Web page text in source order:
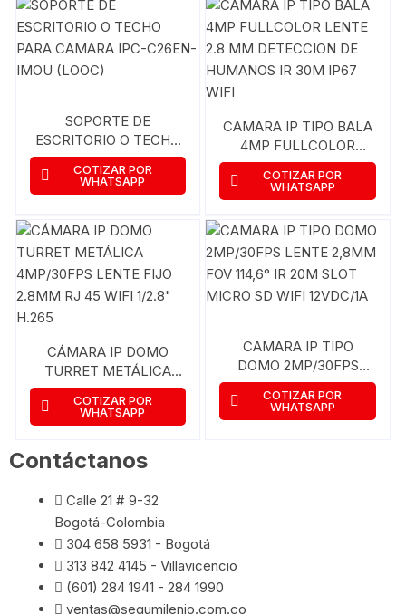
SOPORTE DE
ESCRITORIO O TECHO
PARA CAMARA IPC-
C26EN-IMOU (LOOC)
COTIZAR POR
WHATSAPP
CAMARA IP TIPO BALA
4MP FULLCOLOR
LENTE 2.8 MM
DETECCION DE
HUMANOS IR 30M IP67
WIFI
COTIZAR POR
WHATSAPP
CÁMARA IP DOMO
TURRET METÁLICA
4MP/30FPS LENTE FIJO
2.8MM RJ 45 WIFI 1/2.8″
H.265
COTIZAR POR
WHATSAPP
CAMARA IP TIPO
DOMO 2MP/30FPS
LENTE 2,8MM FOV
114,6° IR 20M SLOT
MICRO SD WIFI
COTIZAR POR
WHATSAPP
Contáctanos
Calle 21 # 9-32
Bogotá-Colombia
304 658 5931 - Bogotá
313 842 4145 - Villavicencio
(601) 284 1941 - 284 1990
ventas@segumilenio.com.co